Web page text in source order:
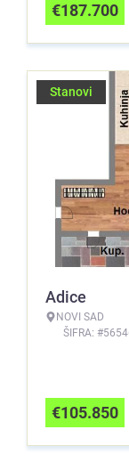
€187.700
Stanovi
Adice
NOVI SAD
ŠIFRA:
€105.850